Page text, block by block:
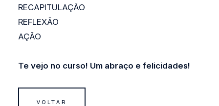
RECAPITULAÇÃO
REFLEXÃO
AÇÃO
Te vejo no curso! Um abraço e felicidades!
VOLTAR